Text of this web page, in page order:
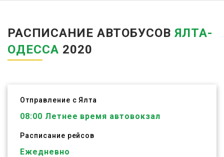
РАСПИСАНИЕ АВТОБУСОВЯЛТА-
ОДЕССА 2020
Отправление с Ялта
08:00 Летнее время автовокзал
Расписание рейсов
Ежедневно